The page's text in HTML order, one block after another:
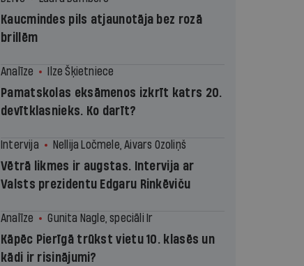
Kaucmindes pils atjaunotāja bez rozā
brillēm
Analīze Ilze Šķietniece
Pamatskolas eksāmenos izkrīt katrs 20.
devītklasnieks. Ko darīt?
Intervija Nellija Ločmele, Aivars Ozoliņš
Vētrā likmes ir augstas. Intervija ar
Valsts prezidentu Edgaru Rinkēviču
Analīze Gunita Nagle, speciāli Ir
Kāpēc Pierīgā trūkst vietu 10. klasēs un
kādi ir risinājumi?